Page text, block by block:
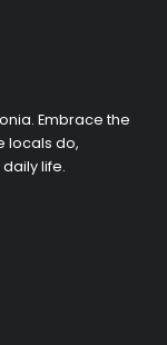
Embrace the
locals do,
life.